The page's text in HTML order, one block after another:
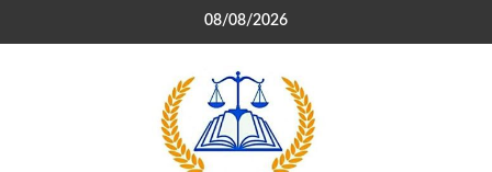
08/08/2026